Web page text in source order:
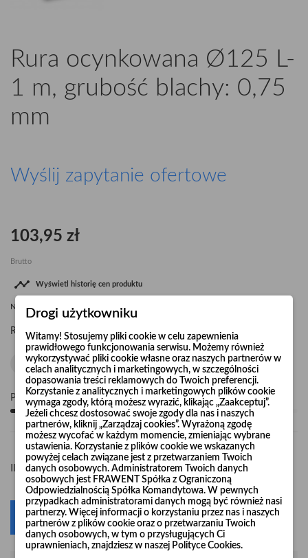
Rura ocynkowana Ø125 L-
1 m, grubość blachy: 0,75
mm
Wyślij zapytanie ofertowe
103,95 zł
Brutto
 Wyświetl historię cen produktu
Najniższa cena 103,95 zł 09.08.2026
Rura ocynkowanaØ125 L-1 m, grubość blachy: 0,75 mm
Pośpiesz się! Tylko 100sztuk w magazynie
Ilość - +
Dodaj do koszyka 0
Drogi użytkowniku
Witamy! Stosujemy pliki cookie w celu zapewnienia
prawidłowego funkcjonowania serwisu. Możemy również
wykorzystywać pliki cookie własne oraz naszych partnerów w
celach analitycznych i marketingowych, w szczególności
dopasowania treści reklamowych do Twoich preferencji.
Korzystanie z analitycznych i marketingowych plików cookie
wymaga zgody, którą możesz wyrazić, klikając „Zaakceptuj”.
Jeżeli chcesz dostosować swoje zgody dla nas i naszych
partnerów, kliknij „Zarządzaj cookies”. Wyrażoną zgodę
możesz wycofać w każdym momencie, zmieniając wybrane
ustawienia. Korzystanie z plików cookie we wskazanych
powyżej celach związane jest z przetwarzaniem Twoich
danych osobowych. Administratorem Twoich danych
osobowych jest FRAWENT Spółka z Ograniczoną
Odpowiedzialnością Spółka Komandytowa. W pewnych
przypadkach administratorami danych mogą być również nasi
partnerzy. Więcej informacji o korzystaniu przez nas i naszych
partnerów z plików cookie oraz o przetwarzaniu Twoich
danych osobowych, w tym o przysługujących Ci
uprawnieniach, znajdziesz w naszej Polityce Cookies.